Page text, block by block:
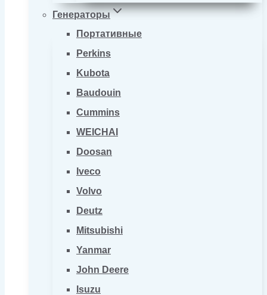
Генераторы
Портативные
Perkins
Kubota
Baudouin
Cummins
WEICHAI
Doosan
Iveco
Volvo
Deutz
Mitsubishi
Yanmar
John Deere
Isuzu